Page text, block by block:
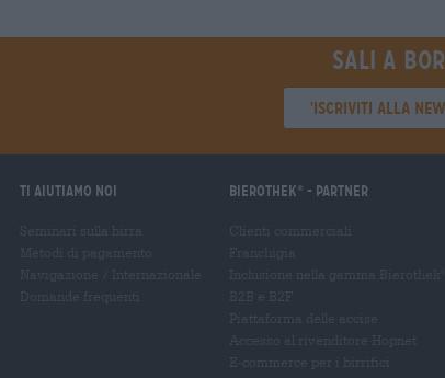
Sali a
'Iscriviti alla
Ti aiutiamo noi Bierothek - Partner